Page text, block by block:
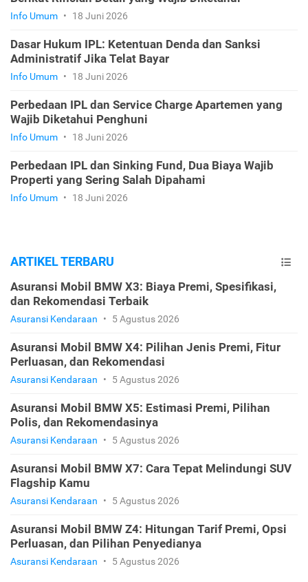
Info Umum • 18 Juni 2026
Dasar Hukum IPL: Ketentuan Denda dan Sanksi
Administratif Jika Telat Bayar
Info Umum • 18 Juni 2026
Perbedaan IPL dan Service Charge Apartemen yang
Wajib Diketahui Penghuni
Info Umum • 18 Juni 2026
Perbedaan IPL dan Sinking Fund, Dua Biaya Wajib
Properti yang Sering Salah Dipahami
Info Umum • 18 Juni 2026
ARTIKEL TERBARU
Asuransi Mobil BMW X3: Biaya Premi, Spesifikasi,
dan Rekomendasi Terbaik
Asuransi Kendaraan • 5 Agustus 2026
Asuransi Mobil BMW X4: Pilihan Jenis Premi, Fitur
Perluasan, dan Rekomendasi
Asuransi Kendaraan • 5 Agustus 2026
Asuransi Mobil BMW X5: Estimasi Premi, Pilihan
Polis, dan Rekomendasinya
Asuransi Kendaraan • 5 Agustus 2026
Asuransi Mobil BMW X7: Cara Tepat Melindungi SUV
Flagship Kamu
Asuransi Kendaraan • 5 Agustus 2026
Asuransi Mobil BMW Z4: Hitungan Tarif Premi, Opsi
Perluasan, dan Pilihan Penyedianya
Asuransi Kendaraan • 5 Agustus 2026